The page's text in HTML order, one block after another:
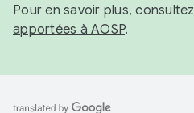
Pour en savoir plus, consultez
apportées à AOSP.